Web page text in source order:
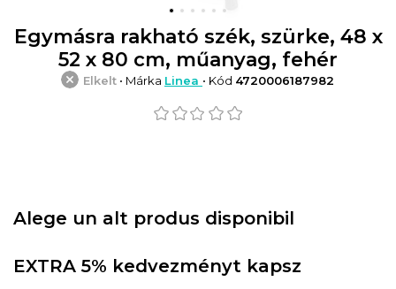
Egymásra rakható szék, szürke, 48 x
52 x 80 cm, műanyag, fehér
Elkelt • Márka Linea • Kód 4720006187982
Alege un alt produs disponibil
EXTRA 5% kedvezményt kapsz